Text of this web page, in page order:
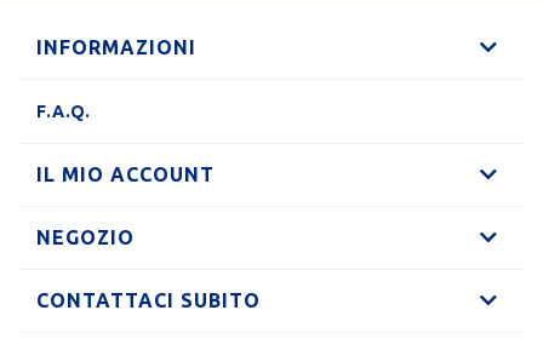
INFORMAZIONI
F.A.Q.
IL MIO ACCOUNT
NEGOZIO
CONTATTACI SUBITO